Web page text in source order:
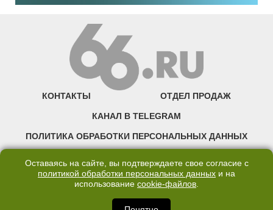
КОНТАКТЫ ОТДЕЛ ПРОДАЖ
КАНАЛ В TELEGRAM
ПОЛИТИКА ОБРАБОТКИ ПЕРСОНАЛЬНЫХ ДАННЫХ
©2007—2025 66.RU. Воспроизведение, сообщение, доведение до всеобщего
правообладателя запрещено. Сетевое издание «Современный портал
Оставаясь на сайте, вы подтверждаете свое согласие с
политикой обработки персональных данных и на
использование cookie-файлов.